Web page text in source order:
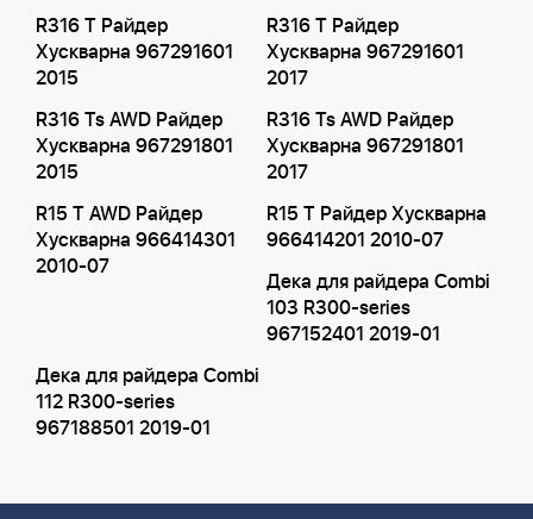
R316 T Райдер
Хускварна 967291601
2015
R316 T Райдер
Хускварна 967291601
2017
R316 Ts AWD Райдер
Хускварна 967291801
2015
R316 Ts AWD Райдер
Хускварна 967291801
2017
R15 T AWD Райдер
Хускварна 966414301
2010-07
R15 T Райдер Хускварна
966414201 2010-07
Дека для райдера Combi
103 R300-series
967152401 2019-01
Дека для райдера Combi
112 R300-series
967188501 2019-01